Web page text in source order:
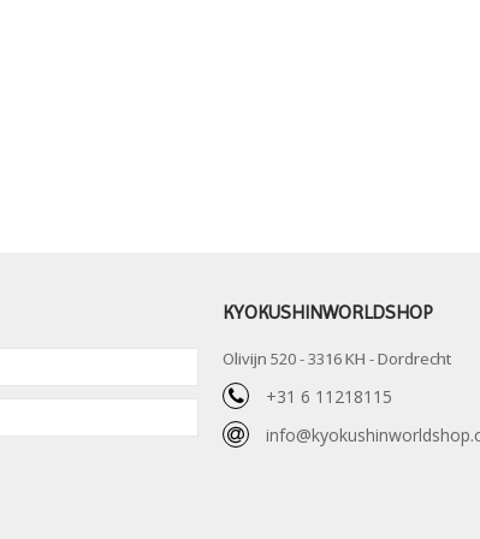
KYOKUSHINWORLDSHOP
Olivijn 520 - 3316 KH - Dordrecht
+31 6 11218115